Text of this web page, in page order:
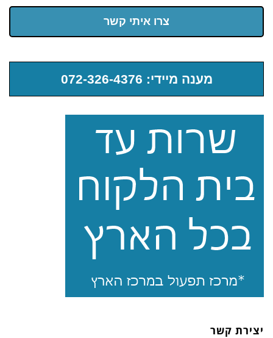
צרו איתי קשר
מענה מיידי: 072-326-4376
יצירת קשר